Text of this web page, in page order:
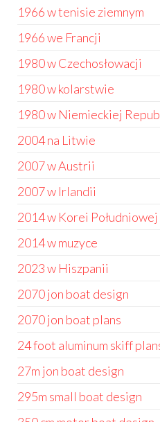
1966 w tenisie ziemnym
1966 we Francji
1980 w Czechosłowacji
1980 w kolarstwie
1980 w Niemieckiej
2004 na Litwie
2007 w Austrii
2007 w Irlandii
2014 w Korei Południowej
2014 w muzyce
2023 w Hiszpanii
2070 jon boat design
2070 jon boat plans
24 foot aluminum skiff
27m jon boat design
295m small boat design